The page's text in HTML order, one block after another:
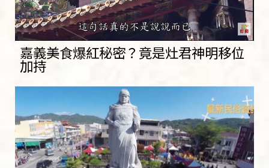
嘉義美食爆紅秘密？竟是灶君神明移位
加持